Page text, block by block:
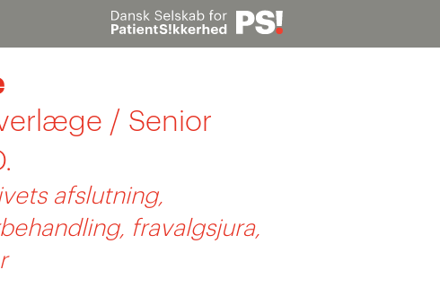
/ Senior
afslutning,
fravalgsjura,